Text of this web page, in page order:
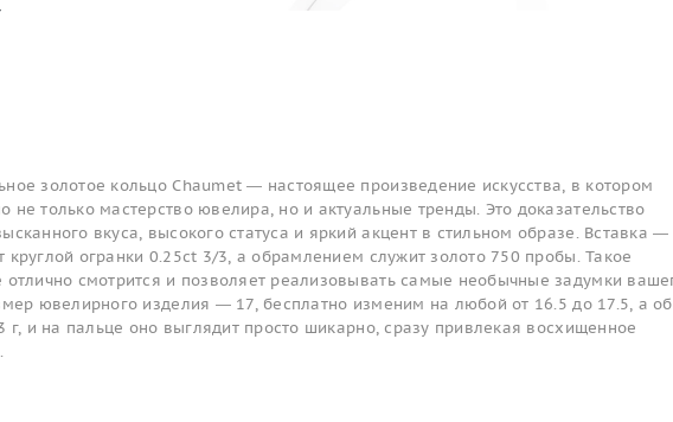
золотое кольцо Chaumet — настоящее произведение искусства, в котором
не только мастерство ювелира, но и актуальные тренды. Это доказательство
вкуса, высокого статуса и яркий акцент в стильном образе. Вставка —
круглой огранки 0.25ct 3/3, а обрамлением служит золото 750 пробы. Такое
отлично смотрится и позволяет реализовывать самые необычные задумки
ювелирного изделия — 17, бесплатно изменим на любой от 16.5 до 17.5, а
г, и на пальце оно выглядит просто шикарно, сразу привлекая восхищенное